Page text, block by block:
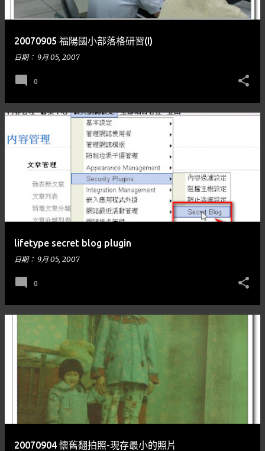
20070905 福陽國小部落格研習(I)
日期： 9月 05, 2007
0
lifetype secret blog plugin
日期： 9月 05, 2007
0
20070904 懷舊翻拍照-現存最小的照片